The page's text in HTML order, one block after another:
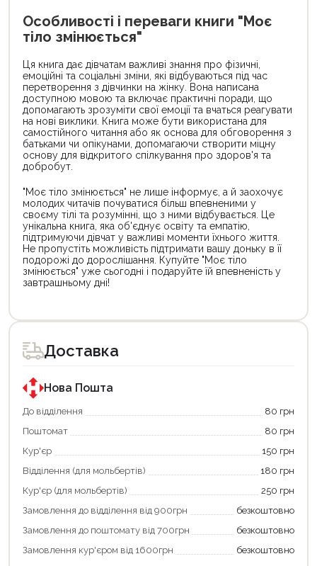
Особливості і переваги книги "Моє
тіло змінюється"
Ця книга дає дівчатам важливі знання про фізичні,
емоційні та соціальні зміни, які відбуваються під час
перетворення з дівчинки на жінку. Вона написана
доступною мовою та включає практичні поради, що
допомагають зрозуміти свої емоції та вчаться реагувати
на нові виклики. Книга може бути використана для
самостійного читання або як основа для обговорення з
батьками чи опікунами, допомагаючи створити міцну
основу для відкритого спілкування про здоров'я та
добробут.
"Моє тіло змінюється" не лише інформує, а й заохочує
молодих читачів почуватися більш впевненими у
своєму тілі та розумінні, що з ними відбувається. Це
унікальна книга, яка об'єднує освіту та емпатію,
підтримуючи дівчат у важливі моменти їхнього життя.
Не пропустіть можливість підтримати вашу доньку в її
подорожі до дорослішання. Купуйте "Моє тіло
змінюється" уже сьогодні і подаруйте їй впевненість у
завтрашньому дні!
товар
для
покупки
державною
програмою
єКнига.
Використовуйте
карту
щоб
зекономити
та
отримати
переваги!
картою
єКнига
–
товар
для
покупки
державною
програмою
«Національний
кешбек».
покупку
«Національний
кешбек»
та
отримуйте
повернення
Економте
більше
разом
Доставка
Нова Пошта
До відділення
80 грн
Поштомат
80 грн
Кур'єр
150 грн
Відділення (для мольбертів)
180 грн
Кур'єр (для мольбертів)
250 грн
Замовлення до відділення від 900грн
безкоштовно
Замовлення до поштомату від 700грн
безкоштовно
Замовлення кур'єром від 1600грн
безкоштовно